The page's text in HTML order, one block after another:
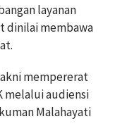
layanan
dinilai membawa
mempererat
melalui audiensi
Malahayati